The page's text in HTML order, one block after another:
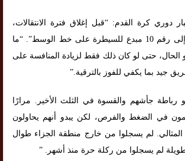
دوري كرة القدم: “قبل إغلاق فترة الانتقالات،
قلت إن ليدز يحتاج إلى رقم 10 مبدع للسيطرة على خط الوسط”. “ما
الحال، حتى لو كان ذلك فقط لزيادة المنافسة على
جيد بما يكفي للفوز بالترقية.”
رباطة جأشهم والقسوة في الثلث الأخير. مرارًا
في الضغط والفرص، لكن يبدو أنهم يحاولون
لم يسجلوا من خارج منطقة الجزاء طوال
لم يسجلوا من ركلة حرة منذ أشهر. ”